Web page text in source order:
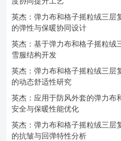
英杰：弹力布和格子摇粒绒三层
的弹性与保暖协同设计
英杰：基于弹力布和格子摇粒绒
雪服结构开发
英杰：弹力布和格子摇粒绒三层
的动态舒适性研究
英杰：应用于防风外套的弹力布
安全与保暖性能优化
英杰：弹力布和格子摇粒绒三层
的抗皱与回弹特性分析